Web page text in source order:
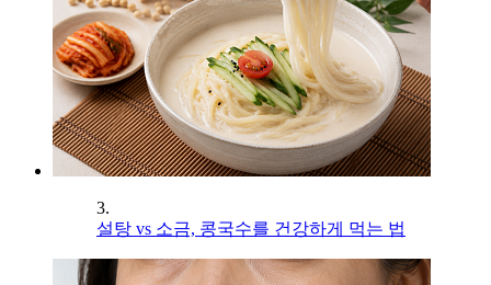
3.
설탕 vs 소금, 콩국수를 건강하게 먹는 법